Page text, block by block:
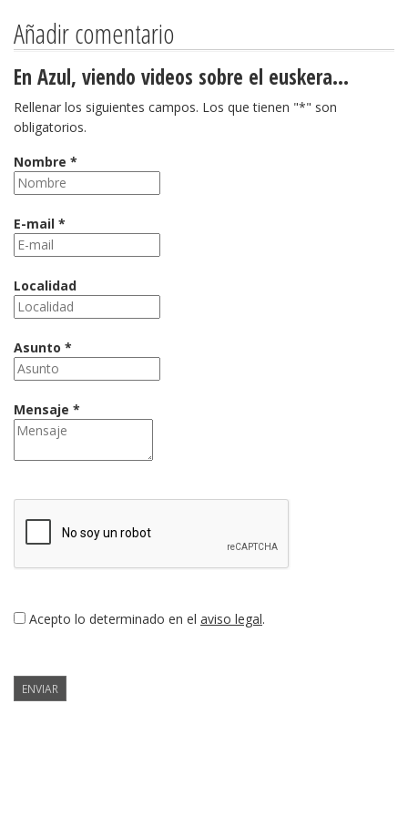
Añadir comentario
En Azul, viendo videos sobre el euskera...
Rellenar los siguientes campos. Los que tienen "*" son
obligatorios.
Nombre *
E-mail *
Localidad
Asunto *
Mensaje *
Acepto lo determinado en el aviso legal.
ENVIAR